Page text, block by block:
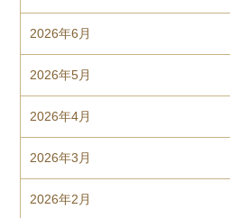
2026年6月
2026年5月
2026年4月
2026年3月
2026年2月